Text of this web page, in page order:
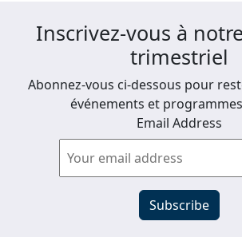
Inscrivez-vous à
trimestriel
Abonnez-vous ci-dessous pour
événements et
Email Address